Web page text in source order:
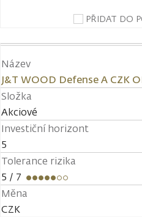
PŘIDAT DO
Název
J&T WOOD Defense A CZK
Složka
Akciové
Investiční horizont
5
Tolerance rizika
5 / 7
Měna
CZK